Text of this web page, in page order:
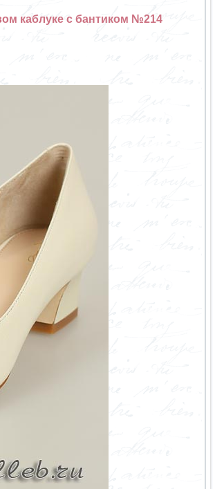
каблуке с бантиком №214